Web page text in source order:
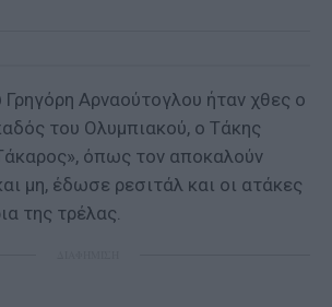
Αρναούτογλου ήταν χθες ο
του Ολυμπιακού, ο Τάκης
όπως τον αποκαλούν
μη, έδωσε ρεσιτάλ και οι ατάκες
της τρέλας.